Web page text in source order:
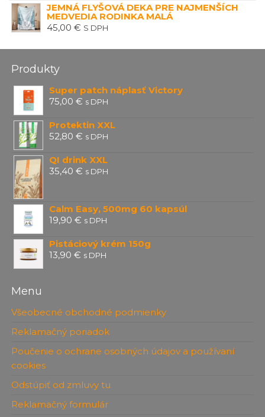
JEMNÁ FLYŠOVÁ DEKA PRE NAJMENŠÍCH
MEDVEDIA RODINKA MALÁ
45,00 € S DPH
Produkty
Super patch náplasť Victory
75,00€ s DPH
Protektin XXL
52,80€ s DPH
QI drink XXL
35,40€ s DPH
Calm Easy, 500mg 60 kapsúl
19,90€ s DPH
Pistáciový krém 150g
13,90€ s DPH
Menu
Všeobecné obchodné podmienky
Reklamačný poriadok
Poučenie o ochrane osobných údajov a používaní
cookies
Odstúpiť od zmluvy tu
Reklamačný formulár